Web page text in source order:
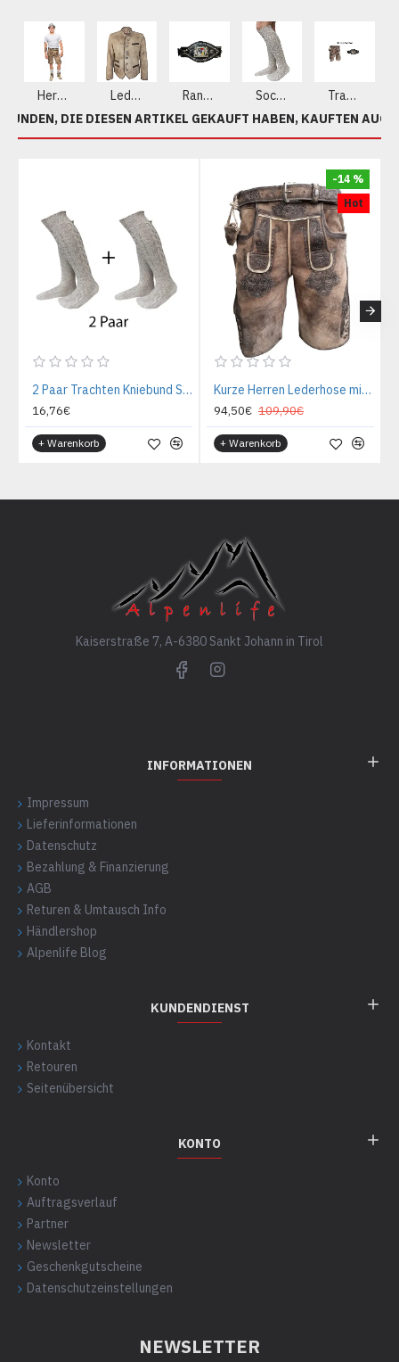
Herren Lederhosen aus echtem Leder Lederjacke Ranzen - Gürtel Socken
Trachten Sets
KUNDEN, DIE DIESEN ARTIKEL GEKAUFT HABEN, KAUFTEN AUCH
2 Paar Trachten Kniebund Socken beige/meliert
16,76€
+ Warenkorb
Hot
-14 %
Kurze Herren Lederhose mit Gürtel, Krone
94,50€ 109,90€
+ Warenkorb
Kaiserstraße 7, A-6380 Sankt Johann in Tirol
INFORMATIONEN
Impressum
Lieferinformationen
Datenschutz
Bezahlung & Finanzierung
AGB
Returen & Umtausch Info
Händlershop
Alpenlife Blog
KUNDENDIENST
Kontakt
Retouren
Seitenübersicht
KONTO
Konto
Auftragsverlauf
Partner
Newsletter
Geschenkgutscheine
Datenschutzeinstellungen
NEWSLETTER